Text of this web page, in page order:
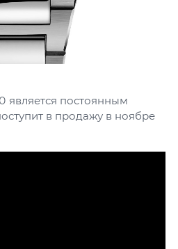
постоянным
в продажу в ноябре